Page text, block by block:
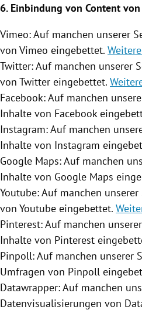
6. Einbindung von Content
Vimeo: Auf manchen unserer
von Vimeo eingebettet.
Twitter: Auf manchen unserer
von Twitter eingebettet.
Facebook: Auf manchen
Inhalte von Facebook
Instagram: Auf manchen
Inhalte von Instagram
Google Maps: Auf manchen
Inhalte von Google Maps
Youtube: Auf manchen
von Youtube eingebettet.
Pinterest: Auf manchen
Inhalte von Pinterest
Pinpoll: Auf manchen unserer
Umfragen von Pinpoll
Datawrapper: Auf manchen
Datenvisualisierungen von